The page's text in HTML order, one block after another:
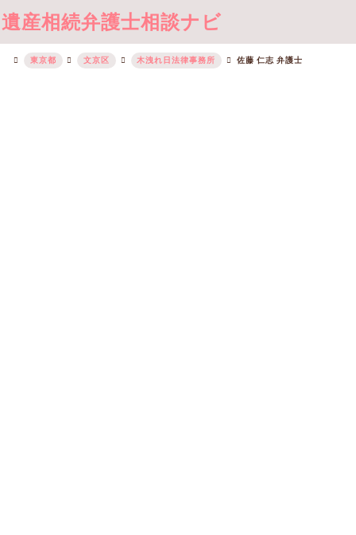
遺産相続弁護士相談ナビ
東京都 文京区 木洩れ日法律事務所 佐藤 仁志 弁護士